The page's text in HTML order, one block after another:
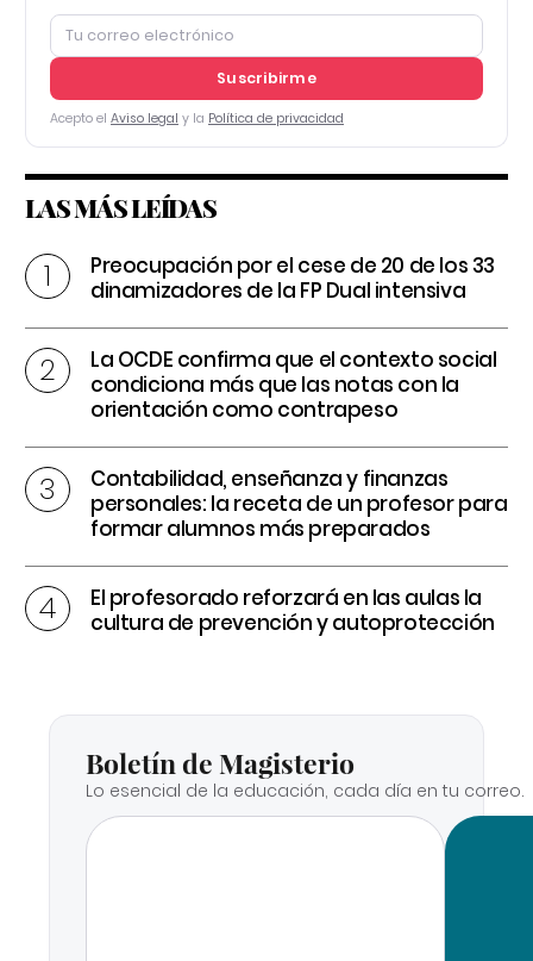
Suscribirme
Acepto el Aviso legal y la Política de privacidad
LAS MÁS LEÍDAS
Preocupación por el cese de 20 de los 33
dinamizadores de la FP Dual intensiva
La OCDE confirma que el contexto social
condiciona más que las notas con la
orientación como contrapeso
Contabilidad, enseñanza y finanzas
personales: la receta de un profesor para
formar alumnos más preparados
El profesorado reforzará en las aulas la
cultura de prevención y autoprotección
Boletín de Magisterio
Lo esencial de la educación, cada día en tu correo.